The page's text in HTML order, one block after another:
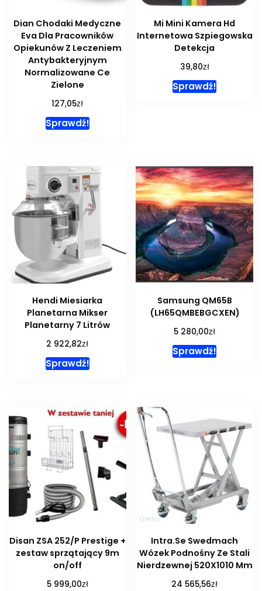
Dian Chodaki Medyczne
Eva Dla Pracowników
Opiekunów Z Leczeniem
Antybakteryjnym
Normalizowane Ce
Zielone
127,05zł
Sprawdź!
Mi Mini Kamera Hd
Internetowa Szpiegowska
Detekcja
39,80zł
Sprawdź!
Hendi Miesiarka
Planetarna Mikser
Planetarny 7 Litrów
2 922,82zł
Sprawdź!
Samsung QM65B
(LH65QMBEBGCXEN)
5 280,00zł
Sprawdź!
Disan ZSA 252/P Prestige +
zestaw sprzątający 9m
on/off
5 999,00zł
Intra.Se Swedmach
Wózek Podnośny Ze Stali
Nierdzewnej 520X1010 Mm
24 565,56zł